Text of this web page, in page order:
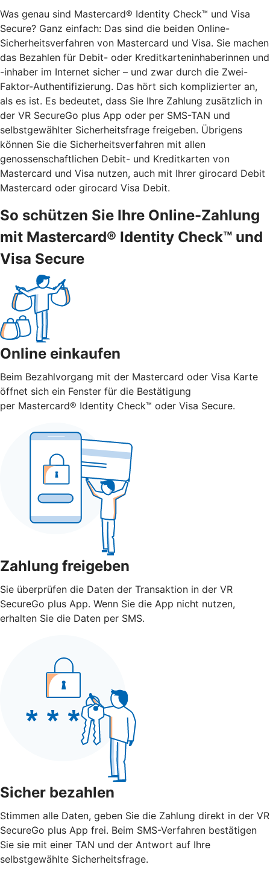
Was genau sind Mastercard® Identity Check™ und Visa
Secure? Ganz einfach: Das sind die beiden Online-
Sicherheitsverfahren von Mastercard und Visa. Sie machen
das Bezahlen für Debit- oder Kreditkarteninhaberinnen und
-inhaber im Internet sicher – und zwar durch die Zwei-
Faktor-Authentifizierung. Das hört sich komplizierter an,
als es ist. Es bedeutet, dass Sie Ihre Zahlung zusätzlich in
der VR SecureGo plus App oder per SMS-TAN und
selbstgewählter Sicherheitsfrage freigeben. Übrigens
können Sie die Sicherheitsverfahren mit allen
genossenschaftlichen Debit- und Kreditkarten von
Mastercard und Visa nutzen, auch mit Ihrer girocard Debit
Mastercard oder girocard Visa Debit.
So schützen Sie Ihre Online-Zahlung
mit Mastercard® Identity Check™ und
Visa Secure
Online einkaufen
Beim Bezahlvorgang mit der Mastercard oder Visa Karte
öffnet sich ein Fenster für die Bestätigung
per Mastercard® Identity Check™ oder Visa Secure.
Zahlung freigeben
Sie überprüfen die Daten der Transaktion in der VR
SecureGo plus App. Wenn Sie die App nicht nutzen,
erhalten Sie die Daten per SMS.
Sicher bezahlen
Stimmen alle Daten, geben Sie die Zahlung direkt in der VR
SecureGo plus App frei. Beim SMS-Verfahren bestätigen
Sie sie mit einer TAN und der Antwort auf Ihre
selbstgewählte Sicherheitsfrage.